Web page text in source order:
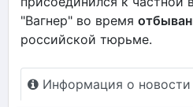
"Вагнер" во время
российской тюрьме.
Информация о новости